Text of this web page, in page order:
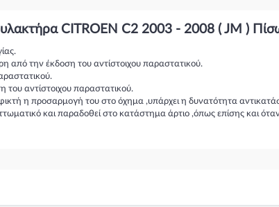
CITROEN C2 2003 - 2008 ( JM )
από την έκδοση του αντίστοιχου παραστατικού.
του αντίστοιχου παραστατικού.
η προσαρμογή του στο όχημα ,υπάρχει η δυνατότητα
και παραδοθεί στο κατάστημα άρτιο ,όπως επίσης και